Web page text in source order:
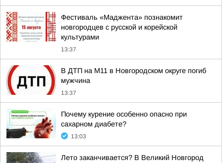
Фестиваль «Маджента» познакомит
новгородцев с русской и корейской
культурами
13:37
В ДТП на М11 в Новгородском округе погиб
мужчина
13:37
Почему курение особенно опасно при
сахарном диабете?
13:03
Лето заканчивается? В Великий Новгород